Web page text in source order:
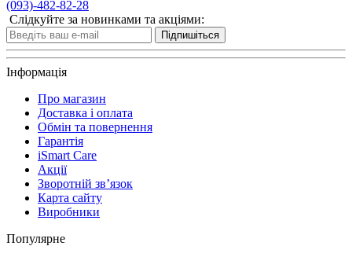
(093)-482-82-28
Слідкуйте за новинками та акціями:
Підпишіться
Інформація
Про магазин
Доставка і оплата
Обмін та повернення
Гарантія
iSmart Care
Акції
Зворотній зв’язок
Карта сайту
Виробники
Популярне